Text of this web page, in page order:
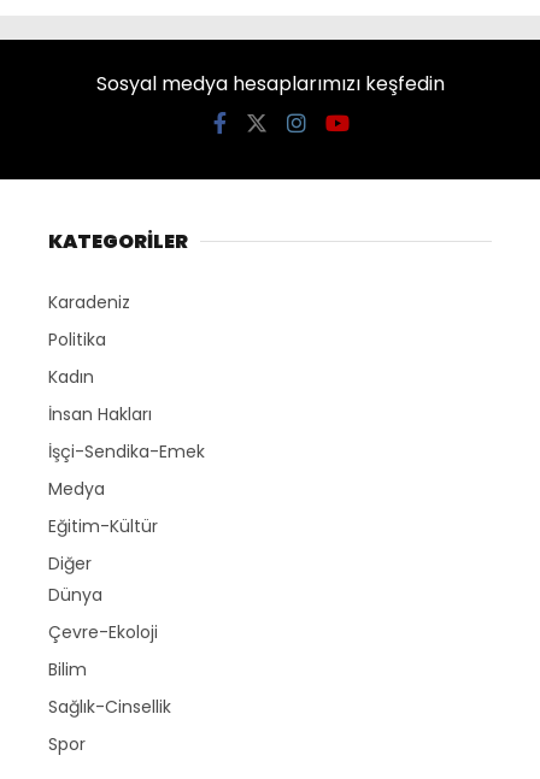
Sosyal medya hesaplarımızı keşfedin
KATEGORİLER
Karadeniz
Politika
Kadın
İnsan Hakları
İşçi-Sendika-Emek
Medya
Eğitim-Kültür
Diğer
Dünya
Çevre-Ekoloji
Bilim
Sağlık-Cinsellik
Spor